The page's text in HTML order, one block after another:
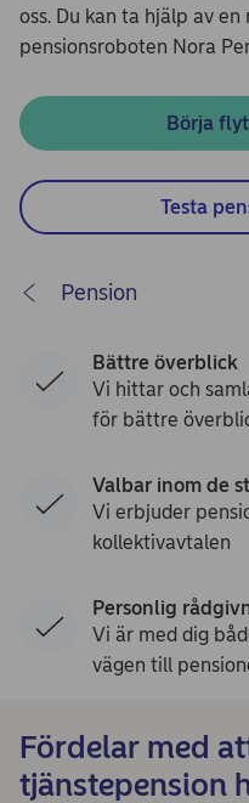
oss. Du kan ta hjälp av
pensionsroboten Nora
Börja
Testa
Pension
Bättre överblick
Vi hittar och
för bättre
Valbar inom de
Vi erbjuder
kollektivavtalen
Personlig
Vi är med dig
vägen till
Fördelar med
tjänstepension